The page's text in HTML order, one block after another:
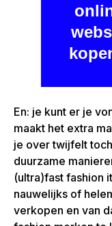
En: je kunt er je
maakt het extra
je over twijfelt
duurzame
(ultra)fast fashion
nauwelijks of
verkopen en van